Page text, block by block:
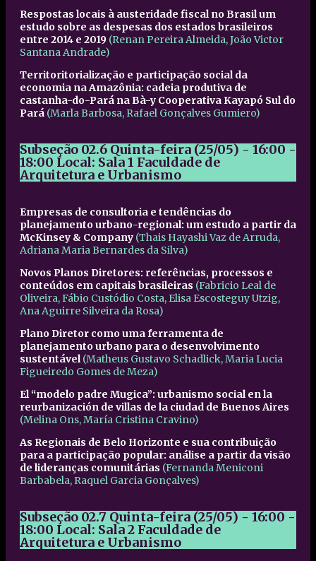
Respostas locais à austeridade fiscal no Brasil um
estudo sobre as despesas dos estados brasileiros
entre 2014 e 2019 (Renan Pereira Almeida, João Victor
Santana Andrade)
Territoritorialização e participação social da
economia na Amazônia: cadeia produtiva de
castanha-do-Pará na Bà-y Cooperativa Kayapó Sul do
Pará (Marla Barbosa, Rafael Gonçalves Gumiero)
Subseção 02.6 Quinta-feira (25/05) - 16:00 -
18:00 Local: Sala 1 Faculdade de
Arquitetura e Urbanismo
Empresas de consultoria e tendências do
planejamento urbano-regional: um estudo a partir da
McKinsey & Company (Thais Hayashi Vaz de Arruda,
Adriana Maria Bernardes da Silva)
Novos Planos Diretores: referências, processos e
conteúdos em capitais brasileiras (Fabricio Leal de
Oliveira, Fábio Custódio Costa, Elisa Escosteguy Utzig,
Ana Aguirre Silveira da Rosa)
Plano Diretor como uma ferramenta de
planejamento urbano para o desenvolvimento
sustentável (Matheus Gustavo Schadlick, Maria Lucia
Figueiredo Gomes de Meza)
El “modelo padre Mugica”: urbanismo social en la
reurbanización de villas de la ciudad de Buenos Aires
(Melina Ons, María Cristina Cravino)
As Regionais de Belo Horizonte e sua contribuição
para a participação popular: análise a partir da visão
de lideranças comunitárias (Fernanda Meniconi
Barbabela, Raquel Garcia Gonçalves)
Subseção 02.7 Quinta-feira (25/05) - 16:00 -
18:00 Local: Sala 2 Faculdade de
Arquitetura e Urbanismo